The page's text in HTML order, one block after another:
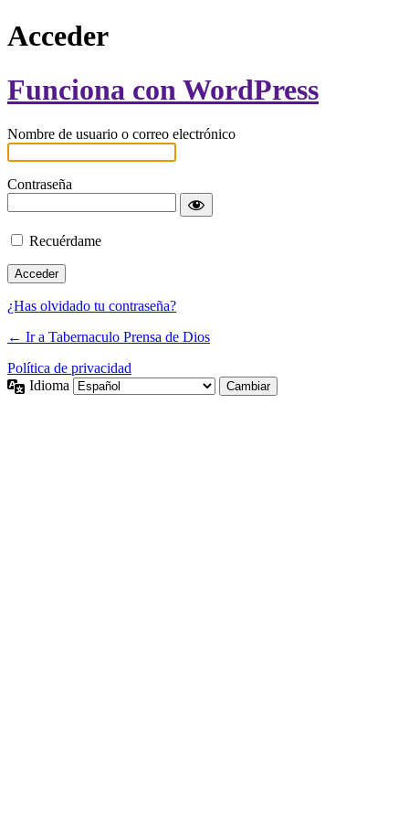
Acceder
Funciona con WordPress
Nombre de usuario o correo electrónico
Contraseña
Recuérdame
¿Has olvidado tu contraseña?
← Ir a Tabernaculo Prensa de Dios
Política de privacidad
Idioma